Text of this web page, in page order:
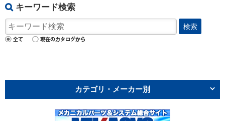
キーワード検索
検索
カテゴリ・メーカー別